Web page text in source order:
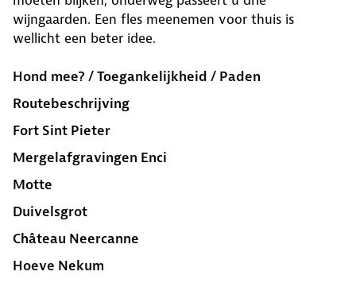
wijngaarden. Een fles meenemen voor thuis is
wellicht een beter idee.
Hond mee? / Toegankelijkheid / Paden
Routebeschrijving
Fort Sint Pieter
Mergelafgravingen Enci
Motte
Duivelsgrot
Château Neercanne
Hoeve Nekum